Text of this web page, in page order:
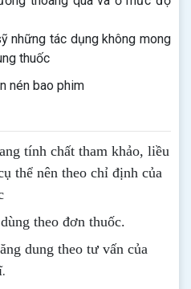
những tác dụng không mong
thuốc
nén bao phim
tính chất tham khảo, liều
thể nên theo chỉ định của
theo đơn thuốc.
dung theo tư vấn của
.